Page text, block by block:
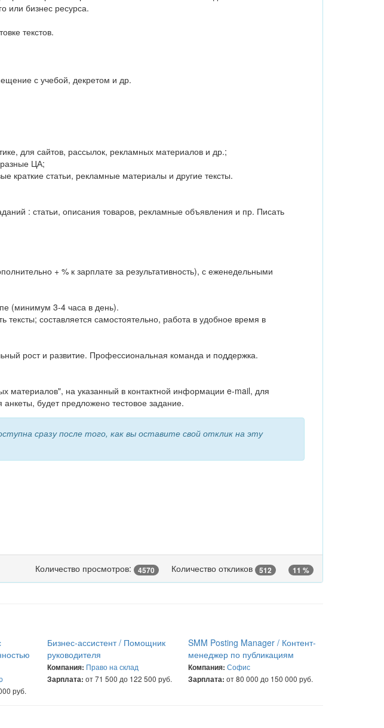
или бизнес ресурса.
текстов.
с учебой, декретом и др.
для сайтов, рассылок, рекламных материалов и др.;
разные ЦА;
краткие статьи, рекламные материалы и другие тексты.
: статьи, описания товаров, рекламные объявления и пр. Писать
+ % к зарплате за результативность), с еженедельными
(минимум 3-4 часа в день).
составляется самостоятельно, работа в удобное время в
рост и развитие. Профессиональная команда и поддержка.
материалов", на указанный в контактной информации e-mail, для
будет предложено тестовое задание.
сразу после того, как вы оставите свой отклик на эту
Количество просмотров: 4570 Количество откликов 512 11 %
руб.
Бизнес-ассистент / Помощник
руководителя
Компания: Право на склад
Зарплата: от 71 500 до 122 500 руб.
SMM Posting Manager / Контент-
менеджер по публикациям
Компания: Софис
Зарплата: от 80 000 до 150 000 руб.